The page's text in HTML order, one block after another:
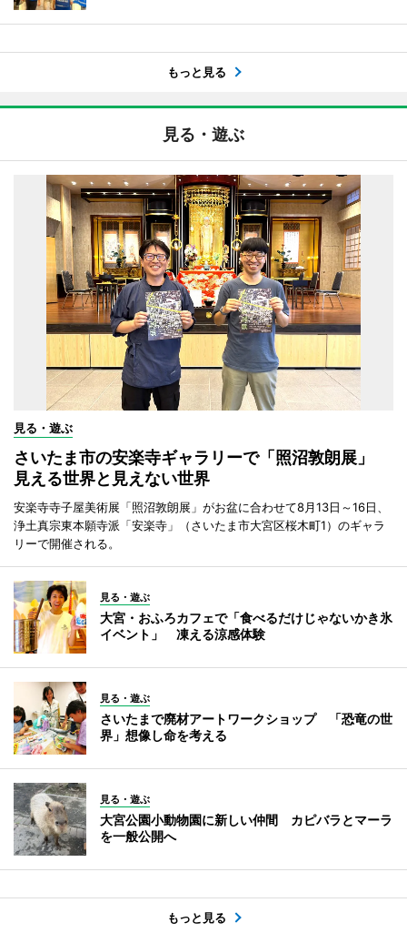
もっと見る
見る・遊ぶ
見る・遊ぶ
さいたま市の安楽寺ギャラリーで「照沼敦朗展」
見える世界と見えない世界
安楽寺寺子屋美術展「照沼敦朗展」がお盆に合わせて8月13日～16日、
浄土真宗東本願寺派「安楽寺」（さいたま市大宮区桜木町1）のギャラ
リーで開催される。
見る・遊ぶ
大宮・おふろカフェで「食べるだけじゃないかき氷
イベント」 凍える涼感体験
見る・遊ぶ
さいたまで廃材アートワークショップ 「恐竜の世
界」想像し命を考える
見る・遊ぶ
大宮公園小動物園に新しい仲間 カピバラとマーラ
を一般公開へ
もっと見る